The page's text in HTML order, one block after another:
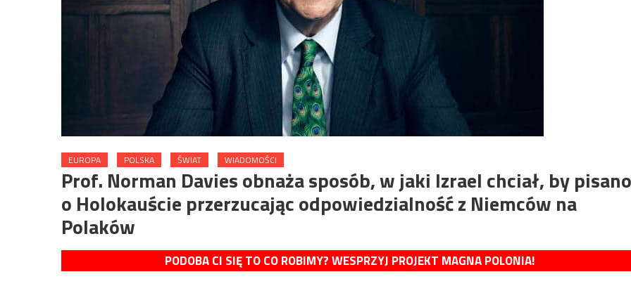
EUROPA POLSKA ŚWIAT WIADOMOŚCI
Prof. Norman Davies obnaża sposób, w jaki Izrael chciał, by pisano
o Holokauście przerzucając odpowiedzialność z Niemców na
Polaków
PODOBA CI SIĘ TO CO ROBIMY? WESPRZYJ PROJEKT MAGNA POLONIA!